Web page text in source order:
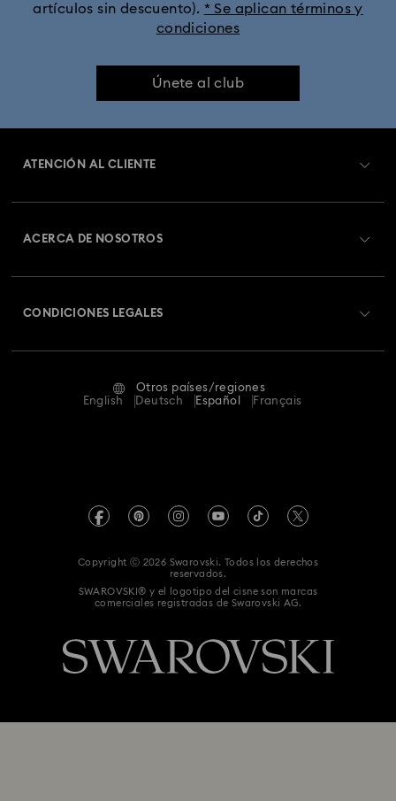
artículos sin descuento). * Se aplican términos y
condiciones
Únete al club
ATENCIÓN AL CLIENTE
Guía de tamaños
ACERCA DE NOSOTROS
Code of Conduct & Policies
CONDICIONES LEGALES
Terminos & Condiciones
Declaración de consentimiento de protección de datos
Otros países/regiones
English
Deutsch Español Français
Copyright ⓒ 2026 Swarovski. Todos los derechos
reservados.
SWAROVSKI® y el logotipo del cisne son marcas
comerciales registradas de Swarovski AG.